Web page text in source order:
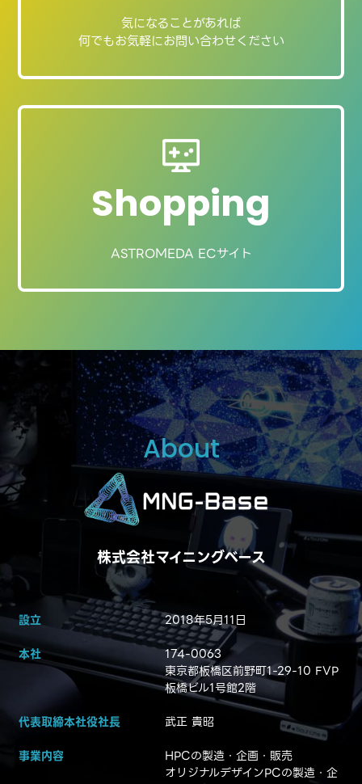
気になることがあれば
何でもお気軽にお問い合わせください
Shopping
ASTROMEDA ECサイト
About
株式会社マイニングベース
設立
2018年5月11日
本社
174-0063
東京都板橋区前野町1-29-10 FVP
板橋ビル1号館2階
代表取締本社役社長
武正 貴昭
事業内容
HPCの製造・企画・販売
オリジナルデザインPCの製造・企